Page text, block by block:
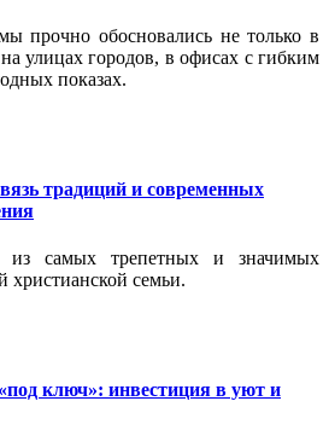
прочно обосновались не только в
улицах городов, в офисах с гибким
показах.
традиций и современных
самых трепетных и значимых
семьи.
ключ»: инвестиция в уют и